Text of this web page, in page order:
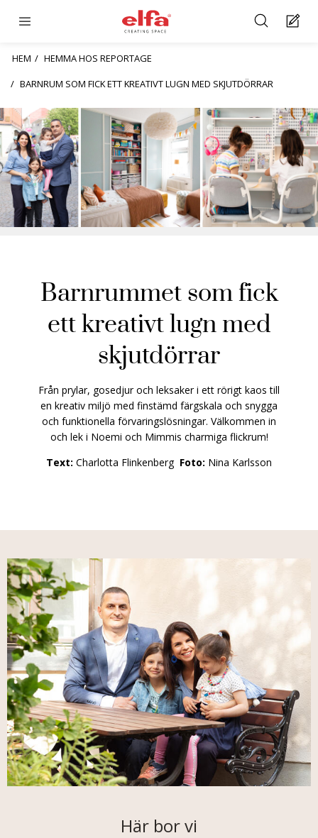
HEM
HEMMA HOS REPORTAGE
BARNRUM SOM FICK ETT KREATIVT LUGN MED SKJUTDÖRRAR
Barnrummet som fick
ett kreativt lugn med
skjutdörrar
Från prylar, gosedjur och leksaker i ett rörigt kaos till
en kreativ miljö med finstämd färgskala och snygga
och funktionella förvaringslösningar. Välkommen in
och lek i Noemi och Mimmis charmiga flickrum!
Text: Charlotta Flinkenberg Foto: Nina Karlsson
Här bor vi